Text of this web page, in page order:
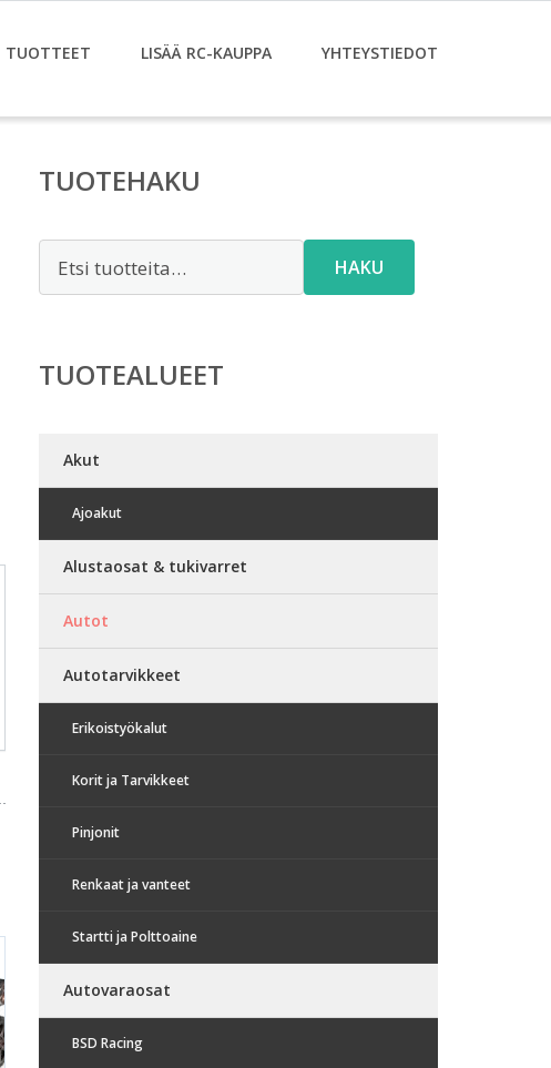
TUOTTEET LISÄÄ RC-KAUPPA YHTEYSTIEDOT
TUOTEHAKU
HAKU
TUOTEALUEET
Akut
Ajoakut
Alustaosat & tukivarret
Autot
Autotarvikkeet
Erikoistyökalut
Korit ja Tarvikkeet
Pinjonit
Renkaat ja vanteet
Startti ja Polttoaine
Autovaraosat
BSD Racing